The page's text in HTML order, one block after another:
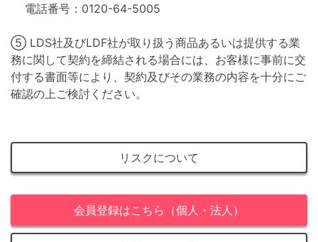
電話番号：0120-64-5005
⑤ LDS社及びLDF社が取り扱う商品あるいは提供する業
務に関して契約を締結される場合には、お客様に事前に交
付する書面等により、契約及びその業務の内容を十分にご
確認の上ご検討ください。
リスクについて
会員登録はこちら（個人・法人）